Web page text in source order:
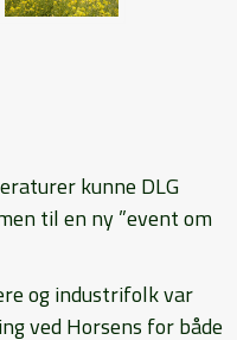
kunne DLG
til en ny ”event om
og industrifolk var
ved Horsens for både